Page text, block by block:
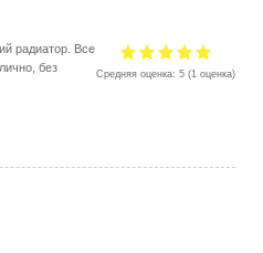
Средняя оценка:5 (1 оценка)
радиатор. Все
без